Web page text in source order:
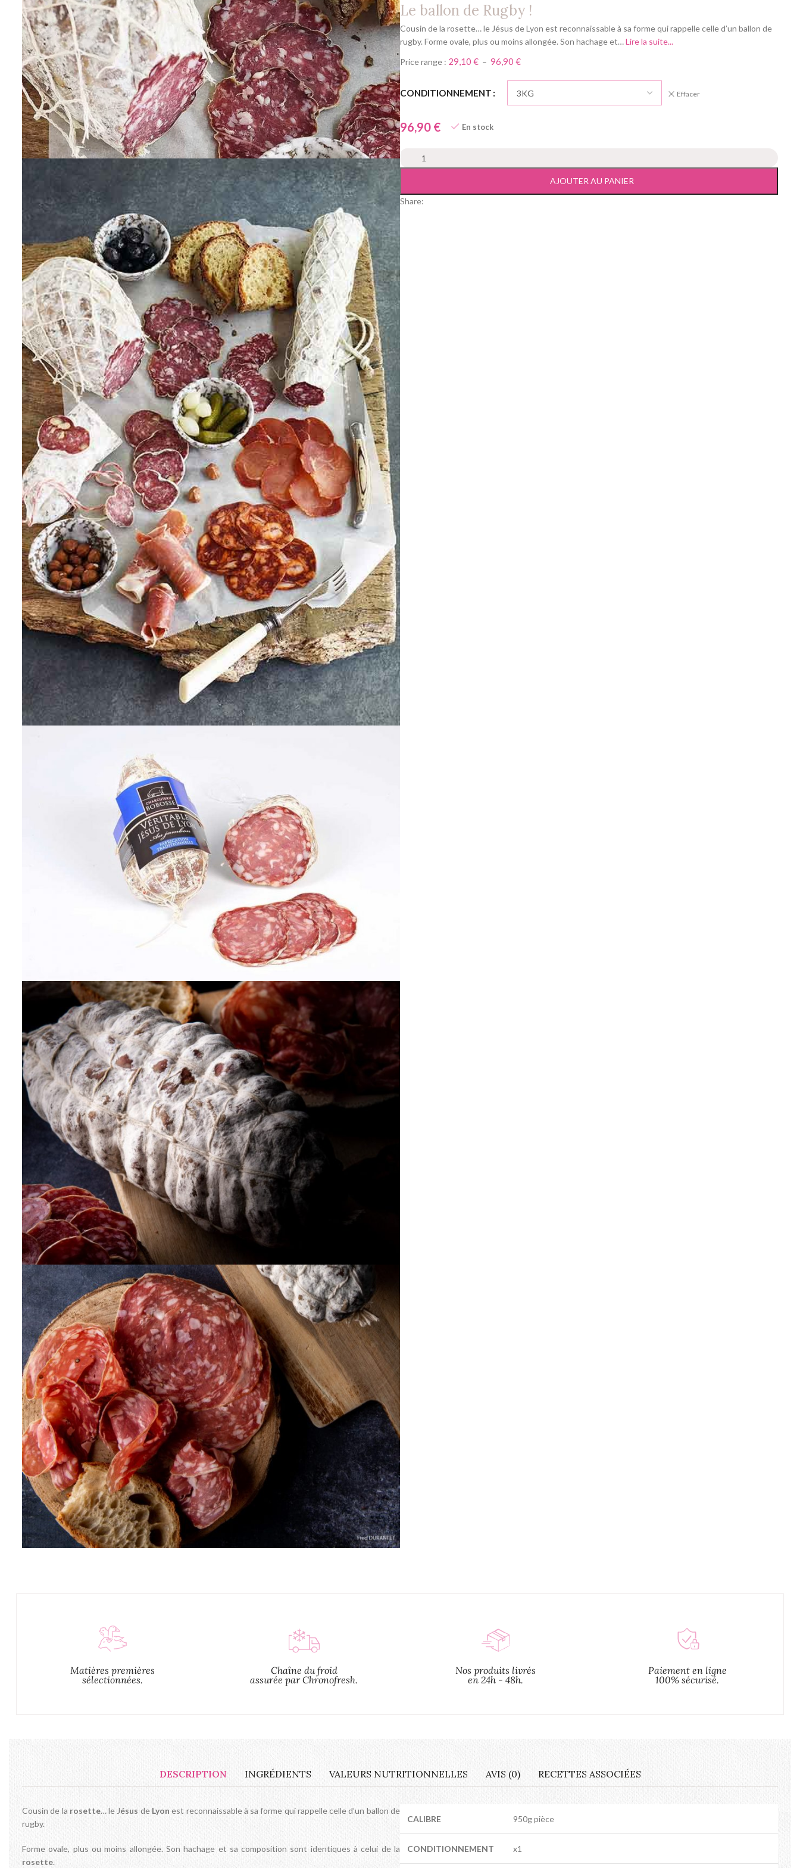
Le ballon de Rugby !
Cousin de la rosette… le Jésus de Lyon est reconnaissable à sa forme qui rappelle celle d’un ballon de
rugby. Forme ovale, plus ou moins allongée. Son hachage et…Lire la suite...
Price range : 29,10 € – 96,90 €
CONDITIONNEMENT Effacer
€ En stock
AJOUTER AU PANIER
Share:
Matières premières
sélectionnées.
Chaîne du froid
assurée par Chronofresh.
Nos produits livrés
en 24h - 48h.
Paiement en ligne
100% sécurisé.
DESCRIPTION INGRÉDIENTS VALEURS NUTRITIONNELLES AVIS (0) RECETTES ASSOCIÉES
Cousin de la rosette… le Jésus de Lyon est reconnaissable à sa forme qui rappelle celle d’un ballon de
rugby.
Forme ovale, plus ou moins allongée. Son hachage et sa composition sont identiques à celui de la
rosette.
CALIBRE 950g pièce
CONDITIONNEMENT x1